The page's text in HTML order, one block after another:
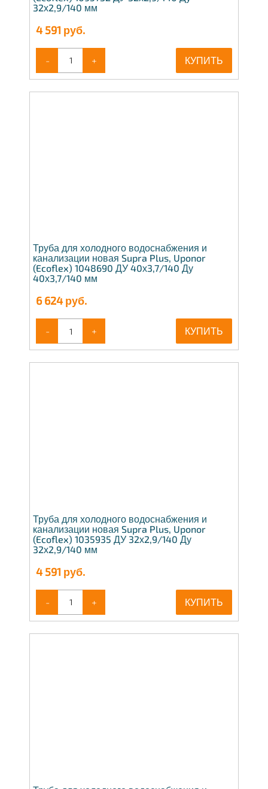
32х2,9/140 мм
4 591 руб.
- + КУПИТЬ
Труба для холодного водоснабжения и
канализации новая Supra Plus, Uponor
(Ecoflex) 1048690 ДУ 40х3,7/140 Ду
40х3,7/140 мм
6 624руб.
- + КУПИТЬ
Труба для холодного водоснабжения и
канализации новая Supra Plus, Uponor
(Ecoflex) 1035935 ДУ 32х2,9/140 Ду
32х2,9/140 мм
4 591 руб.
- + КУПИТЬ